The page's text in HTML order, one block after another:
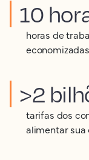
10
horas de
>2
tarifas dos
alimentar